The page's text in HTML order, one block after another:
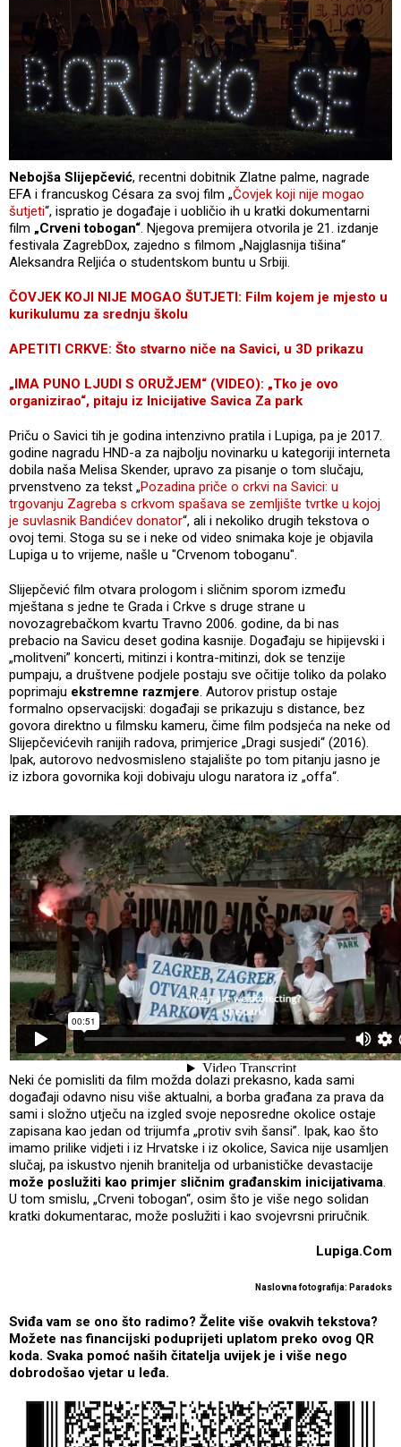
Nebojša Slijepčević, recentni dobitnik Zlatne palme, nagrade
EFA i francuskog Césara za svoj film „Čovjek koji nije mogao
šutjeti“, ispratio je događaje i uobličio ih u kratki dokumentarni
film „Crveni tobogan“. Njegova premijera otvorila je 21. izdanje
festivala ZagrebDox, zajedno s filmom „Najglasnija tišina“
Aleksandra Reljića o studentskom buntu u Srbiji.
ČOVJEK KOJI NIJE MOGAO ŠUTJETI: Film kojem je mjesto u
kurikulumu za srednju školu
APETITI CRKVE: Što stvarno niče na Savici, u 3D prikazu
„IMA PUNO LJUDI S ORUŽJEM“ (VIDEO): „Tko je ovo
organizirao“, pitaju iz Inicijative Savica Za park
Priču o Savici tih je godina intenzivno pratila i Lupiga, pa je 2017.
godine nagradu HND-a za najbolju novinarku u kategoriji interneta
dobila naša Melisa Skender, upravo za pisanje o tom slučaju,
prvenstveno za tekst „Pozadina priče o crkvi na Savici: u
trgovanju Zagreba s crkvom spašava se zemljište tvrtke u kojoj
je suvlasnik Bandićev donator“, ali i nekoliko drugih tekstova o
ovoj temi. Stoga su se i neke od video snimaka koje je objavila
Lupiga u to vrijeme, našle u "Crvenom toboganu".
Slijepčević film otvara prologom i sličnim sporom između
mještana s jedne te Grada i Crkve s druge strane u
novozagrebačkom kvartu Travno 2006. godine, da bi nas
prebacio na Savicu deset godina kasnije. Događaju se hipijevski i
„molitveni” koncerti, mitinzi i kontra-mitinzi, dok se tenzije
pumpaju, a društvene podjele postaju sve očitije toliko da polako
poprimaju ekstremne razmjere. Autorov pristup ostaje
formalno opservacijski: događaji se prikazuju s distance, bez
govora direktno u filmsku kameru, čime film podsjeća na neke od
Slijepčevićevih ranijih radova, primjerice „Dragi susjedi“ (2016).
Ipak, autorovo nedvosmisleno stajalište po tom pitanju jasno je
iz izbora govornika koji dobivaju ulogu naratora iz „offa“.
Neki će pomisliti da film možda dolazi prekasno, kada sami
događaji odavno nisu više aktualni, a borba građana za prava da
sami i složno utječu na izgled svoje neposredne okolice ostaje
zapisana kao jedan od trijumfa „protiv svih šansi”. Ipak, kao što
imamo prilike vidjeti i iz Hrvatske i iz okolice, Savica nije usamljen
slučaj, pa iskustvo njenih branitelja od urbanističke devastacije
može poslužiti kao primjer sličnim građanskim inicijativama.
U tom smislu, „Crveni tobogan“, osim što je više nego solidan
kratki dokumentarac, može poslužiti i kao svojevrsni priručnik.
Lupiga.Com
Naslovna fotografija: Paradoks
Sviđa vam se ono što radimo? Želite više ovakvih tekstova?
Možete nas financijski poduprijeti uplatom preko ovog QR
koda. Svaka pomoć naših čitatelja uvijek je i više nego
dobrodošao vjetar u leđa.